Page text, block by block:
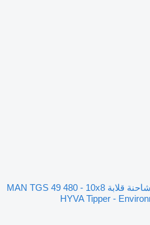
شاحنة قلابة MAN TGS 49 480 - 10x8
HYVA Tipper -